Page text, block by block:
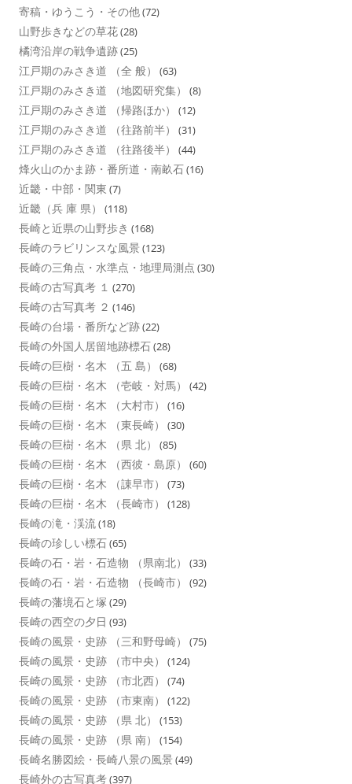
寄稿・ゆうこう・その他(72)
山野歩きなどの草花(28)
橘湾沿岸の戦争遺跡(25)
江戸期のみさき道 （全 般） (63)
江戸期のみさき道 （地図研究集） (8)
江戸期のみさき道 （帰路ほか） (12)
江戸期のみさき道 （往路前半） (31)
江戸期のみさき道 （往路後半） (44)
烽火山のかま跡・番所道・南畝石(16)
近畿・中部・関東 (7)
近畿（兵 庫 県） (118)
長崎と近県の山野歩き (168)
長崎のラビリンスな風景 (123)
長崎の三角点・水準点・地理局測点 (30)
長崎の古写真考 １ (270)
長崎の古写真考 ２ (146)
長崎の台場・番所など跡(22)
長崎の外国人居留地跡標石(28)
長崎の巨樹・名木 （五 島） (68)
長崎の巨樹・名木 （壱岐・対馬） (42)
長崎の巨樹・名木 （大村市） (16)
長崎の巨樹・名木 （東長崎） (30)
長崎の巨樹・名木 （県 北） (85)
長崎の巨樹・名木 （西彼・島原） (60)
長崎の巨樹・名木 （諌早市） (73)
長崎の巨樹・名木 （長崎市） (128)
長崎の滝・渓流(18)
長崎の珍しい標石(65)
長崎の石・岩・石造物 （県南北） (33)
長崎の石・岩・石造物 （長崎市） (92)
長崎の藩境石と塚 (29)
長崎の西空の夕日 (93)
長崎の風景・史跡 （三和野母崎） (75)
長崎の風景・史跡 （市中央） (124)
長崎の風景・史跡 （市北西） (74)
長崎の風景・史跡 （市東南） (122)
長崎の風景・史跡 （県 北） (153)
長崎の風景・史跡 （県 南） (154)
長崎名勝図絵・長崎八景の風景 (49)
長崎外の古写真考(397)